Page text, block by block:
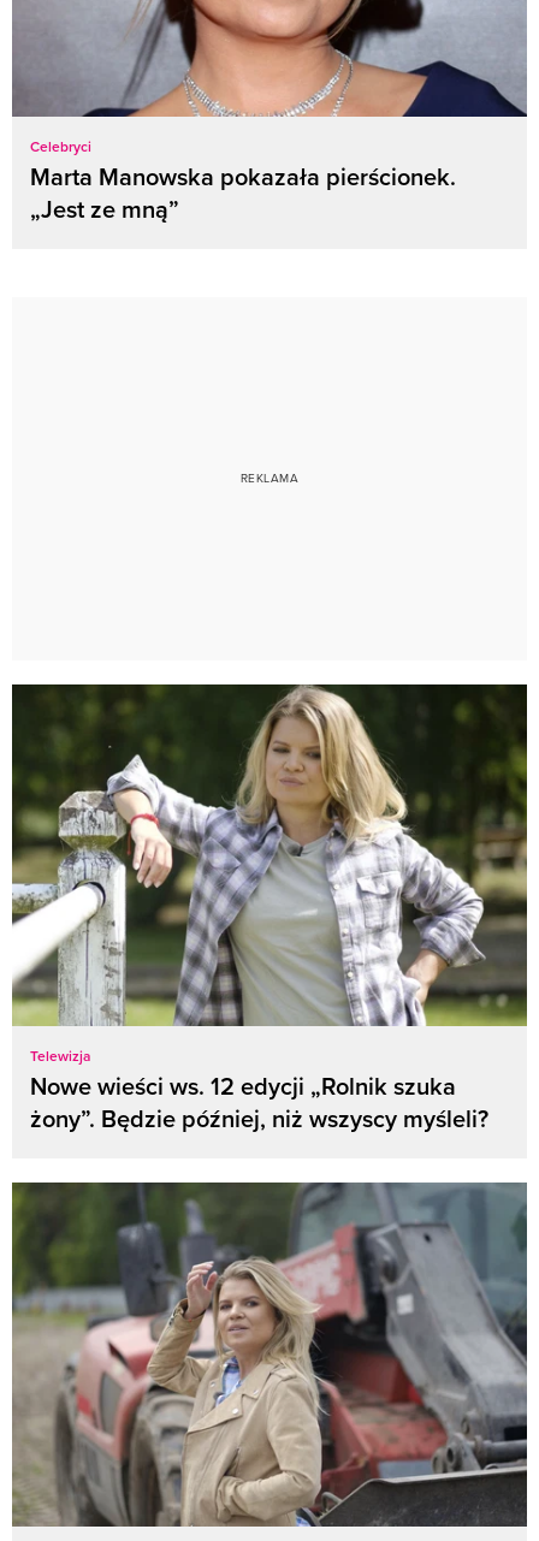
Celebryci
Marta Manowska pokazała pierścionek.
„Jest ze mną”
Telewizja
Nowe wieści ws. 12 edycji „Rolnik szuka
żony”. Będzie później, niż wszyscy myśleli?